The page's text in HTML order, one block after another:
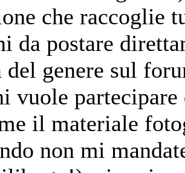
che raccoglie
da postare
del genere sul
vuole partecipare
il materiale
non mi